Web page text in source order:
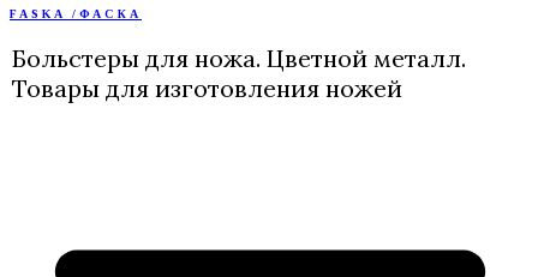
Перейти
содержимому
FASKA /ФАСКА
Больстеры для ножа. Цветной металл.
Товары для изготовления ножей